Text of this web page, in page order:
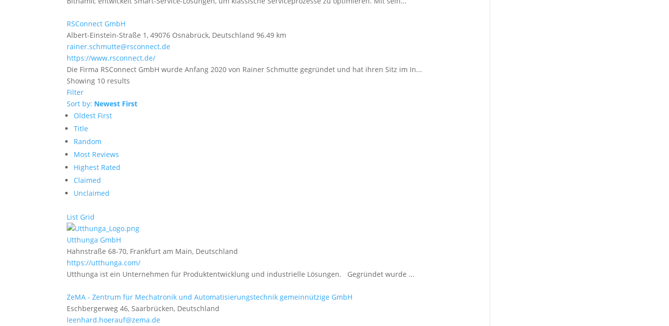
RSConnect GmbH
Albert-Einstein-Straße 1, 49076 Osnabrück, Deutschland 96.49 km
rainer.schmutte@rsconnect.de
https://www.rsconnect.de/
Die Firma RSConnect GmbH wurde Anfang 2020 von Rainer Schmutte gegründet und hat ihren Sitz im In...
Showing 10 results
Filter
Sort by: Newest First
Oldest First
Title
Random
Most Reviews
Highest Rated
Claimed
Unclaimed
List Grid
Utthunga GmbH
Hahnstraße 68-70, Frankfurt am Main, Deutschland
https://utthunga.com/
Utthunga ist ein Unternehmen für Produktentwicklung und industrielle Lösungen. Gegründet wurde ...
ZeMA - Zentrum für Mechatronik und Automatisierungstechnik gemeinnützige GmbH
Eschbergerweg 46, Saarbrücken, Deutschland
leenhard.hoerauf@zema.de